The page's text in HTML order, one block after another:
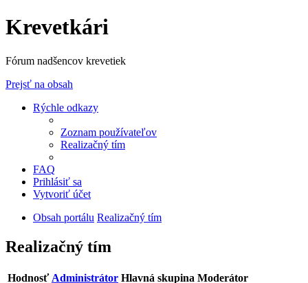
Krevetkári
Fórum nadšencov krevetiek
Prejsť na obsah
Rýchle odkazy
Zoznam používateľov
Realizačný tím
FAQ
Prihlásiť sa
Vytvoriť účet
Obsah portálu Realizačný tím
Realizačný tím
Hodnosť Administrátor Hlavná skupina Moderátor